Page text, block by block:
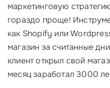
маркетинговую
гораздо проще!
как Shopify или
магазин за считанные
клиент открыл свой
месяц заработал 3000